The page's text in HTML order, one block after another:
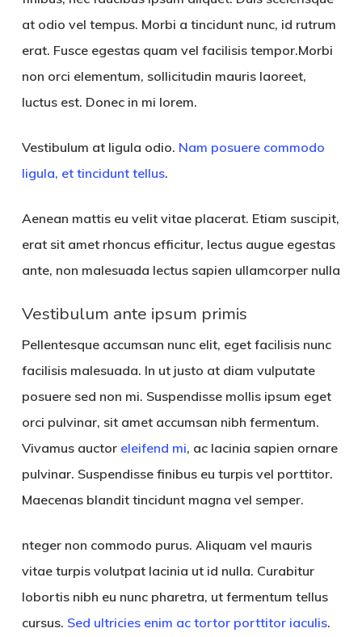
at odio vel tempus. Morbi a tincidunt nunc, id rutrum
erat. Fusce egestas quam vel facilisis tempor.Morbi
non orci elementum, sollicitudin mauris laoreet,
luctus est. Donec in mi lorem.
Vestibulum at ligula odio. Nam posuere commodo
ligula, et tincidunt tellus.
Aenean mattis eu velit vitae placerat. Etiam suscipit,
erat sit amet rhoncus efficitur, lectus augue egestas
ante, non malesuada lectus sapien ullamcorper nulla
Vestibulum ante ipsum primis
Pellentesque accumsan nunc elit, eget facilisis nunc
facilisis malesuada. In ut justo at diam vulputate
posuere sed non mi. Suspendisse mollis ipsum eget
orci pulvinar, sit amet accumsan nibh fermentum.
Vivamus auctor eleifend mi, ac lacinia sapien ornare
pulvinar. Suspendisse finibus eu turpis vel porttitor.
Maecenas blandit tincidunt magna vel semper.
nteger non commodo purus. Aliquam vel mauris
vitae turpis volutpat lacinia ut id nulla. Curabitur
lobortis nibh eu nunc pharetra, ut fermentum tellus
cursus. Sed ultricies enim ac tortor porttitor iaculis.